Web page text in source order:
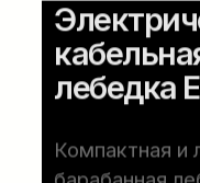
лебедка
Компактная и
барабанная